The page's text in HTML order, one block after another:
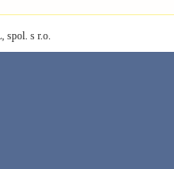
spol. s r.o.